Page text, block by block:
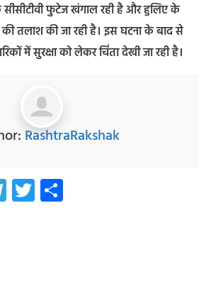
फुटेज खंगाल रही है और हुलिए के
तलाश की जा रही है। इस घटना के बाद से
में सुरक्षा को लेकर चिंता देखी जा रही है।
RashtraRakshak
Telegram
Twitter